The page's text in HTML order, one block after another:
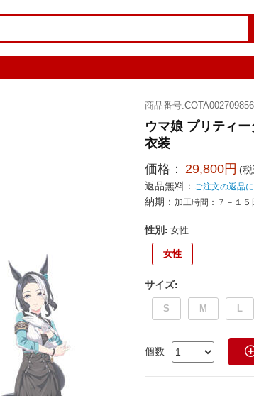
商品番号:COTA002709856
ウマ娘 プリティ
衣装
価格： 29,800円 (
返品無料： ご注文の返品
納期： 加工時間：７－１
性別 : 女性
女性
サイズ:
S M L
個数